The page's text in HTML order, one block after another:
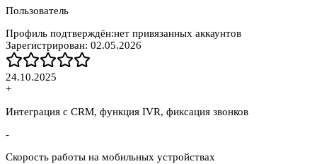
Пользователь
Профиль подтверждён:нет привязанных аккаунтов
Зарегистрирован: 02.05.2026
24.10.2025
+
Интеграция с CRM, функция IVR, фиксация звонков
-
Скорость работы на мобильных устройствах